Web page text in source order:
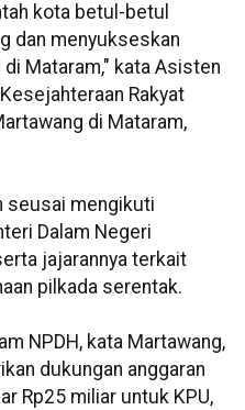
kota betul-betul
dan menyukseskan
Mataram," kata Asisten
Rakyat
di Mataram,
seusai mengikuti
Dalam Negeri
jajarannya terkait
pilkada serentak.
NPDH, kata Martawang,
dukungan anggaran
Rp25 miliar untuk KPU,